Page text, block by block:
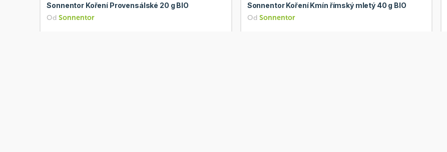
Sonnentor Koření Provensálské 20 g BIO
OdSonnentor
Sonnentor Koření Kmín římský mletý 40 g BIO
Od Sonnentor